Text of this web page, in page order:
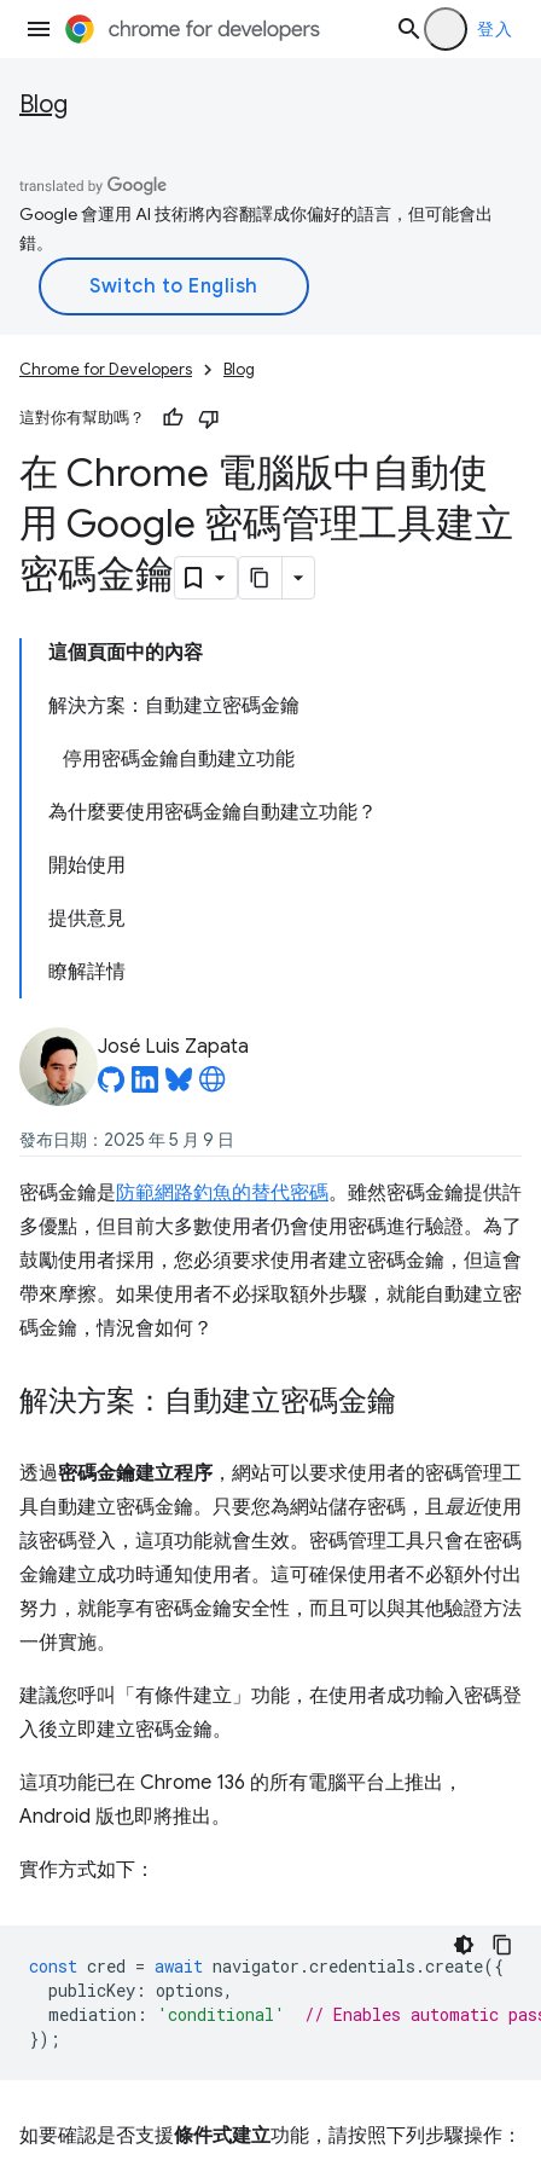
登入
Blog
Google 會運用 AI 技術將內容翻譯成你偏好的語言，但可能會出
錯。
Chrome for Developers Blog
這對你有幫助嗎？
在 Chrome 電腦版中自動使
用 Google 密碼管理工具建立
密碼金鑰
這個頁面中的內容
解決方案：自動建立密碼金鑰
停用密碼金鑰自動建立功能
為什麼要使用密碼金鑰自動建立功能？
開始使用
提供意見
瞭解詳情
José Luis Zapata
發布日期：2025 年 5 月 9 日
密碼金鑰是防範網路釣魚的替代密碼。雖然密碼金鑰提供許
多優點，但目前大多數使用者仍會使用密碼進行驗證。為了
鼓勵使用者採用，您必須要求使用者建立密碼金鑰，但這會
帶來摩擦。如果使用者不必採取額外步驟，就能自動建立密
碼金鑰，情況會如何？
解決方案：自動建立密碼金鑰
透過密碼金鑰建立程序 ，網站可以要求使用者的密碼管理工
具自動建立密碼金鑰。只要您為網站儲存密碼，且最近使用
該密碼登入，這項功能就會生效。密碼管理工具只會在密碼
金鑰建立成功時通知使用者。這可確保使用者不必額外付出
努力，就能享有密碼金鑰安全性，而且可以與其他驗證方法
一併實施。
建議您呼叫「有條件建立」功能，在使用者成功輸入密碼登
入後立即建立密碼金鑰。
這項功能已在 Chrome 136 的所有電腦平台上推出，
Android 版也即將推出。
實作方式如下：
const cred = await navigator .credentials .create({
publicKey : options,
mediation : 'conditional'
// Enables automatic
});
如要確認是否支援條件式建立功能，請按照下列步驟操作：